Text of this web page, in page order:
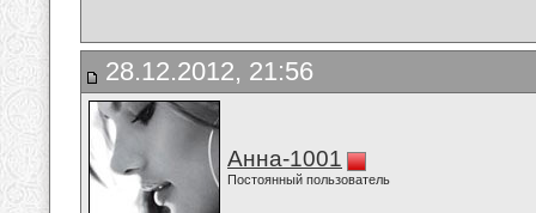
28.12.2012, 21:56
Анна-1001
Постоянный пользователь